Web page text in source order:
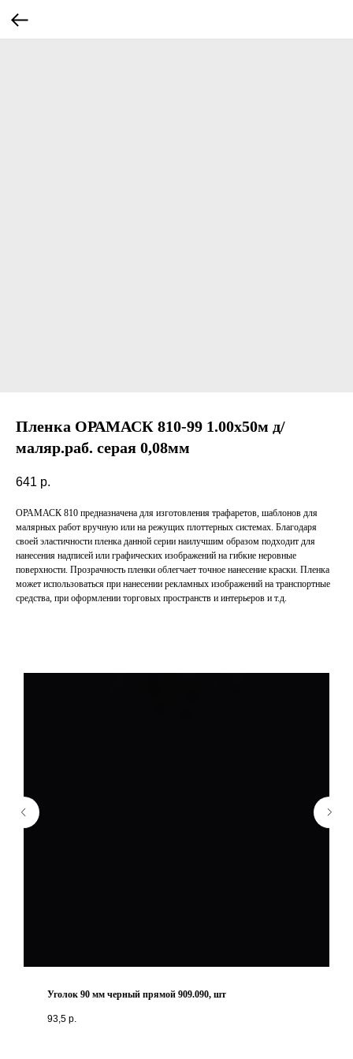
Пленка ОРАМАСК 810-99 1.00х50м д/
маляр.раб. серая 0,08мм
641 р.
ОРАМАСК 810 предназначена для изготовления трафаретов, шаблонов для
малярных работ вручную или на режущих плоттерных системах. Благодаря
своей эластичности пленка данной серии наилучшим образом подходит для
нанесения надписей или графических изображений на гибкие неровные
поверхности. Прозрачность пленки облегчает точное нанесение краски. Пленка
может использоваться при нанесении рекламных изображений на транспортные
средства, при оформлении торговых пространств и интерьеров и т.д.
Уголок 90 мм черный прямой 909.090, шт
93,5 р.